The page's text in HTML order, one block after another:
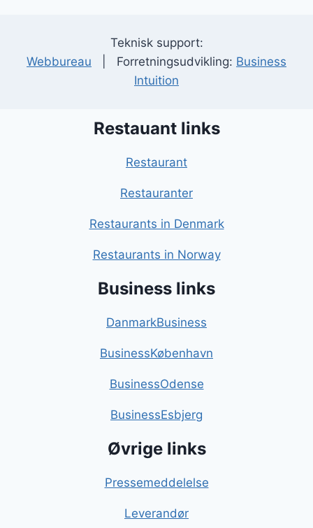
Teknisk support:
Webbureau | Forretningsudvikling: Business
Intuition
Restauant links
Restaurant
Restauranter
Restaurants in Denmark
Restaurants in Norway
Business links
DanmarkBusiness
BusinessKøbenhavn
BusinessOdense
BusinessEsbjerg
Øvrige links
Pressemeddelelse
Leverandør